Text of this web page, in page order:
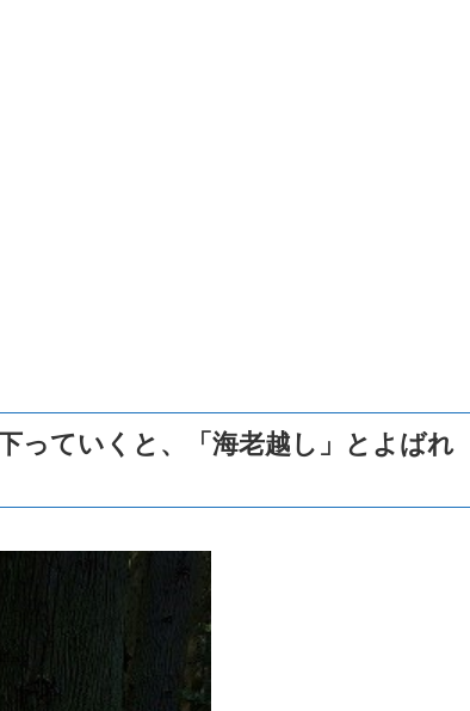
っていくと、「海老越し」とよばれ